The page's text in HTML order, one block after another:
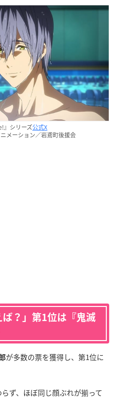
』シリーズ公式X
メーション／岩鳶町後援会
ば？」第1位は『鬼滅
が多数の票を獲得し、第1位に
ず、ほぼ同じ顔ぶれが揃って